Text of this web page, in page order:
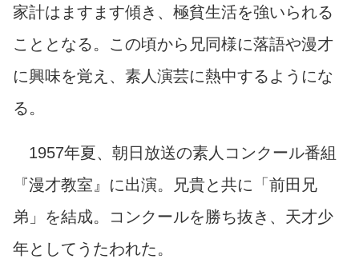
家計はますます傾き、極貧生活を強いられる
こととなる。この頃から兄同様に落語や漫才
に興味を覚え、素人演芸に熱中するようにな
る。
1957年夏、朝日放送の素人コンクール番組
『漫才教室』に出演。兄貴と共に「前田兄
弟」を結成。コンクールを勝ち抜き、天才少
年としてうたわれた。